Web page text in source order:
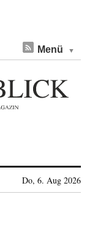
Menü
Do, 6. Aug 2026